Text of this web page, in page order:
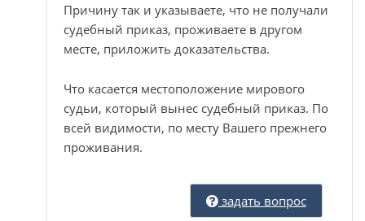
Причину так и указываете, что не получали
судебный приказ, проживаете в другом
месте, приложить доказательства.
Что касается местоположение мирового
судьи, который вынес судебный приказ. По
всей видимости, по месту Вашего прежнего
проживания.
задать вопрос